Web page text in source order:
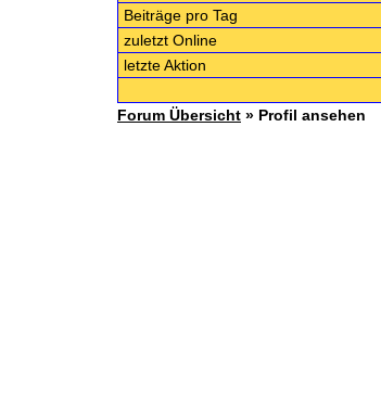
Beiträge pro Tag
zuletzt Online
letzte Aktion
Forum Übersicht » Profil ansehen